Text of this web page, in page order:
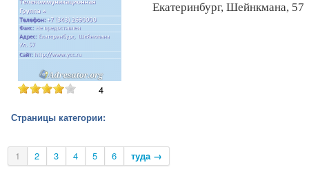
4
Екатеринбург, Шейнкмана, 57
Страницы категории:
1 2 3 4 5 6 туда →